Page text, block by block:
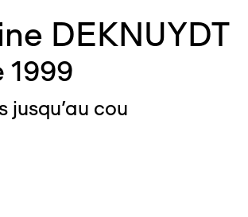
DEKNUYDT
1999
jusqu'au cou